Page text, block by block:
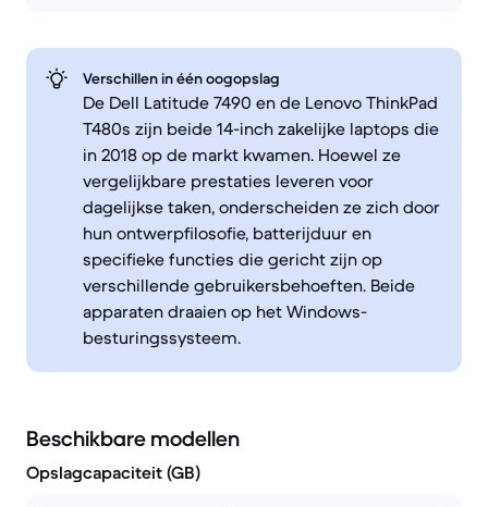
Verschillen in één oogopslag
De Dell Latitude 7490 en de Lenovo ThinkPad
T480s zijn beide 14-inch zakelijke laptops die
in 2018 op de markt kwamen. Hoewel ze
vergelijkbare prestaties leveren voor
dagelijkse taken, onderscheiden ze zich door
hun ontwerpfilosofie, batterijduur en
specifieke functies die gericht zijn op
verschillende gebruikersbehoeften. Beide
apparaten draaien op het Windows-
besturingssysteem.
Beschikbare modellen
Opslagcapaciteit (GB)